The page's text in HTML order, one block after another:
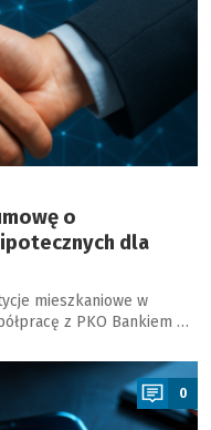
o
dla
mieszkaniowe w
z PKO Bankiem …
0